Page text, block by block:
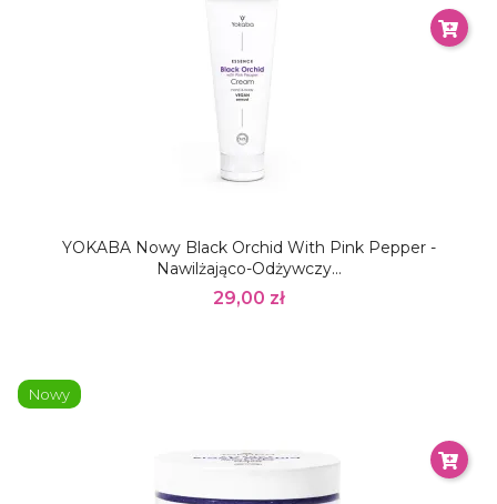
YOKABA Nowy Black Orchid With Pink Pepper -
Nawilżająco-Odżywczy...
29,00 zł
Nowy